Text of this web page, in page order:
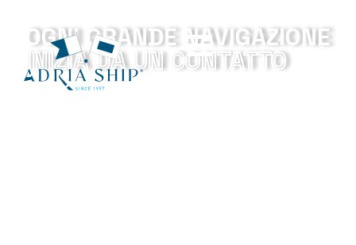
OGNI GRANDE NAVIGAZIONE
INIZIA DA UN CONTATTO